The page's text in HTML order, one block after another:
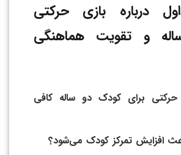
درباره بازی حرکتی
و تقویت هماهنگی
برای کودک دو ساله کافی
افزایش تمرکز کودک می‌شود؟